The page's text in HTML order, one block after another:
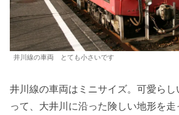
井川線の車両 とても小さいです
井川線の車両はミニサイズ。可愛ら
って、大井川に沿った険しい地形を